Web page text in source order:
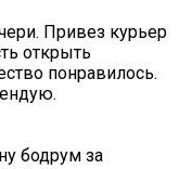
Привез курьер
открыть
понравилось.
бодрум за